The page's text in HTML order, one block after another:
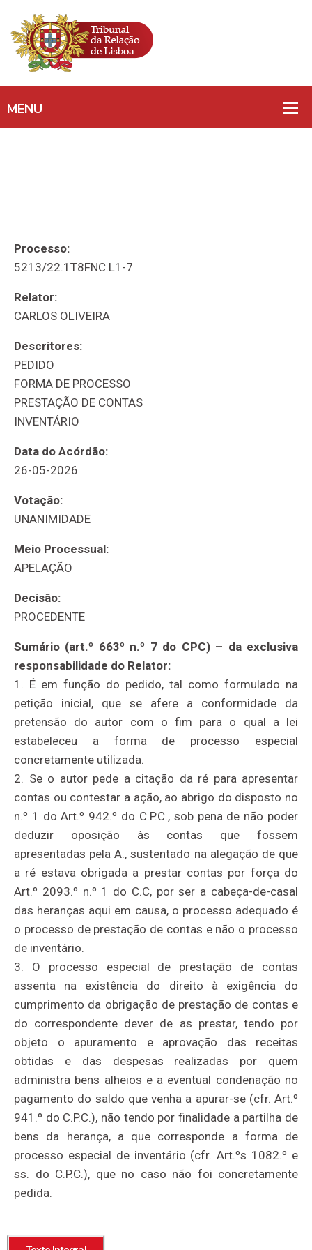
Processo:
5213/22.1T8FNC.L1-7
Relator:
CARLOS OLIVEIRA
Descritores:
PEDIDO
FORMA DE PROCESSO
PRESTAÇÃO DE CONTAS
INVENTÁRIO
Data do Acórdão:
26-05-2026
Votação:
UNANIMIDADE
Meio Processual:
APELAÇÃO
Decisão:
PROCEDENTE
Sumário (art.º 663º n.º 7 do CPC) – da exclusiva
responsabilidade do Relator:
1. É em função do pedido, tal como formulado na
petição inicial, que se afere a conformidade da
pretensão do autor com o fim para o qual a lei
estabeleceu a forma de processo especial
concretamente utilizada.
2. Se o autor pede a citação da ré para apresentar
contas ou contestar a ação, ao abrigo do disposto no
n.º 1 do Art.º 942.º do C.P.C., sob pena de não poder
deduzir oposição às contas que fossem
apresentadas pela A., sustentado na alegação de que
a ré estava obrigada a prestar contas por força do
Art.º 2093.º n.º 1 do C.C, por ser a cabeça-de-casal
das heranças aqui em causa, o processo adequado é
o processo de prestação de contas e não o processo
de inventário.
3. O processo especial de prestação de contas
assenta na existência do direito à exigência do
cumprimento da obrigação de prestação de contas e
do correspondente dever de as prestar, tendo por
objeto o apuramento e aprovação das receitas
obtidas e das despesas realizadas por quem
administra bens alheios e a eventual condenação no
pagamento do saldo que venha a apurar-se (cfr. Art.º
941.º do C.P.C.), não tendo por finalidade a partilha de
bens da herança, a que corresponde a forma de
processo especial de inventário (cfr. Art.ºs 1082.º e
ss. do C.P.C.), que no caso não foi concretamente
pedida.